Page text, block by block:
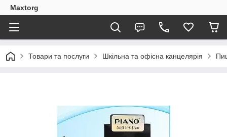
Maxtorg
Товари та послуги Шкільна та офісна канцелярія